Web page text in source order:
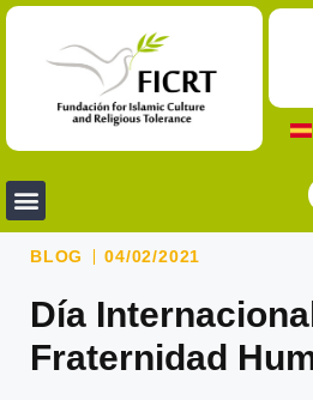
BLOG 04/02/2021
Día
Fraternidad